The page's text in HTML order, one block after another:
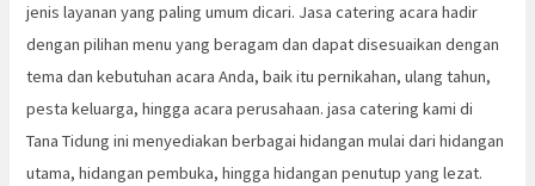
jenis layanan yang paling umum dicari. Jasa catering acara hadir
dengan pilihan menu yang beragam dan dapat disesuaikan dengan
tema dan kebutuhan acara Anda, baik itu pernikahan, ulang tahun,
pesta keluarga, hingga acara perusahaan. jasa catering kami di
Tana Tidung ini menyediakan berbagai hidangan mulai dari hidangan
utama, hidangan pembuka, hingga hidangan penutup yang lezat.